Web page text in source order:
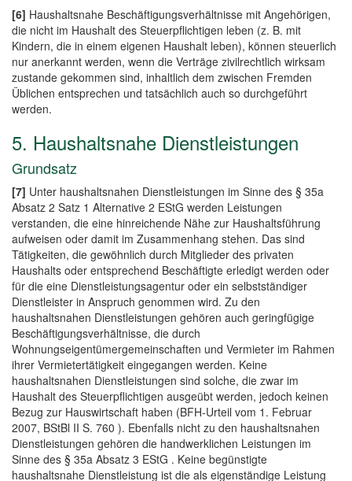
[6] Haushaltsnahe Beschäftigungsverhältnisse mit Angehörigen,
die nicht im Haushalt des Steuerpflichtigen leben (z. B. mit
Kindern, die in einem eigenen Haushalt leben), können steuerlich
nur anerkannt werden, wenn die Verträge zivilrechtlich wirksam
zustande gekommen sind, inhaltlich dem zwischen Fremden
Üblichen entsprechen und tatsächlich auch so durchgeführt
werden.
5. Haushaltsnahe Dienstleistungen
Grundsatz
[7] Unter haushaltsnahen Dienstleistungen im Sinne des § 35a
Absatz 2 Satz 1 Alternative 2 EStG werden Leistungen
verstanden, die eine hinreichende Nähe zur Haushaltsführung
aufweisen oder damit im Zusammenhang stehen. Das sind
Tätigkeiten, die gewöhnlich durch Mitglieder des privaten
Haushalts oder entsprechend Beschäftigte erledigt werden oder
für die eine Dienstleistungsagentur oder ein selbstständiger
Dienstleister in Anspruch genommen wird. Zu den
haushaltsnahen Dienstleistungen gehören auch geringfügige
Beschäftigungsverhältnisse, die durch
Wohnungseigentümergemeinschaften und Vermieter im Rahmen
ihrer Vermietertätigkeit eingegangen werden. Keine
haushaltsnahen Dienstleistungen sind solche, die zwar im
Haushalt des Steuerpflichtigen ausgeübt werden, jedoch keinen
Bezug zur Hauswirtschaft haben (BFH-Urteil vom 1. Februar
2007, BStBl II S. 760 ). Ebenfalls nicht zu den haushaltsnahen
Dienstleistungen gehören die handwerklichen Leistungen im
Sinne des § 35a Absatz 3 EStG . Keine begünstigte
haushaltsnahe Dienstleistung ist die als eigenständige Leistung